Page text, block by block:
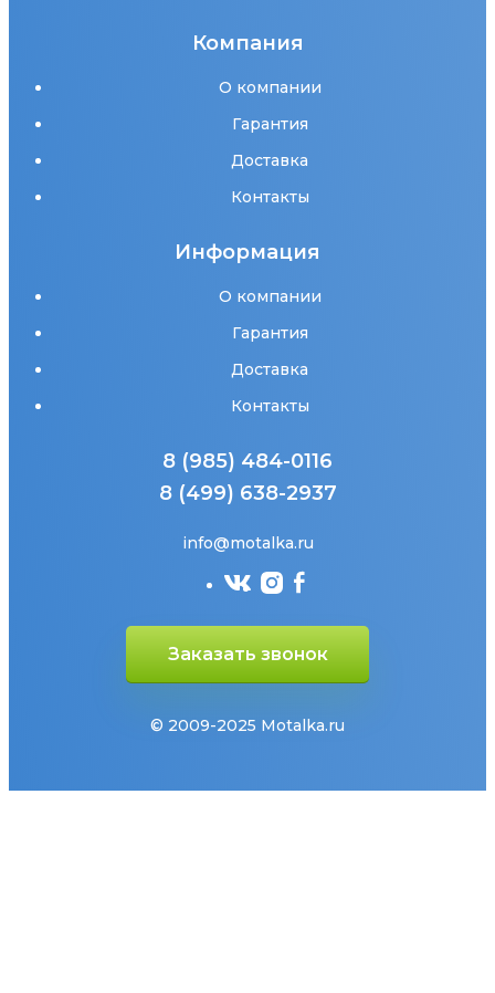
Компания
О компании
Гарантия
Доставка
Контакты
Информация
О компании
Гарантия
Доставка
Контакты
8 (985) 484-0116
8 (499) 638-2937
info@motalka.ru
Заказать звонок
© 2009-2025 Motalka.ru